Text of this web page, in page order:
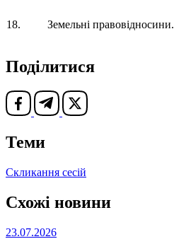
18. Земельні правовідносини.
Поділитися
Теми
Скликання сесій
Схожі новини
23.07.2026